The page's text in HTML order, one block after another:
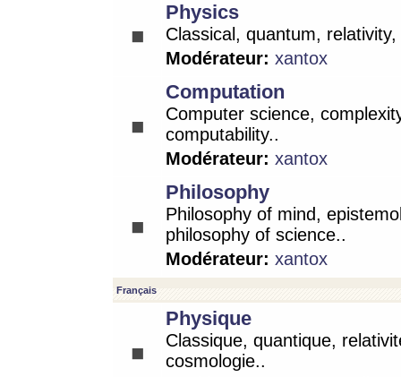
Physics
Classical, quantum,
Modérateur: xantox
Computation
Computer science,
computability..
Modérateur: xantox
Philosophy
Philosophy of mind,
philosophy of science..
Modérateur: xantox
Français
Physique
Classique, quantique,
cosmologie..